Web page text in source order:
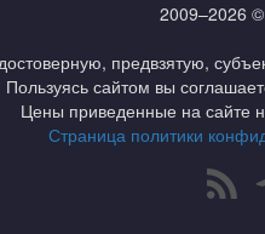
2009–2026
предвзятую,
Пользуясь сайтом вы
Цены приведенные на сайте
Страница политики